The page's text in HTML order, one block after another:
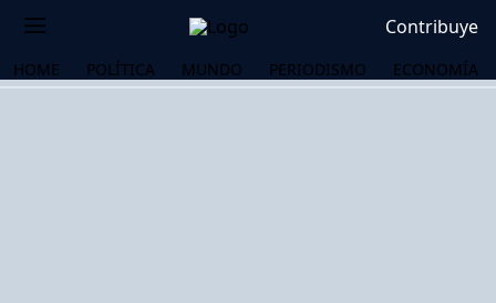
Contribuye
HOME POLÍTICA MUNDO PERIODISMO ECONOMÍA